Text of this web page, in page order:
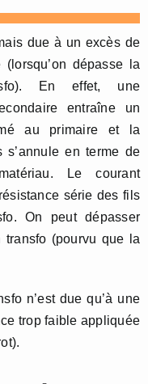
due à un excès de
dépasse la
En effet, une
entraîne un
au primaire et la
s’annule en terme de
Le courant
série des fils
On peut dépasser
transfo (pourvu que la
n’est due qu’à une
trop faible appliquée